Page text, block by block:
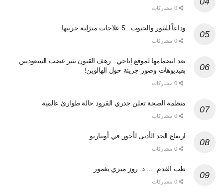
وداعاً للبثور والحبوب.. 5 علاجات منزلية جربيها
بعد انضمامها لموقع إباحي.. رهف القنون تثير غضب السعوديين
بفيديوهات وصور جريئة حول الهالوين!
منظمة الصحة تعلن جدري القرود حالة طوارئ عالمية
ارتفاع الحد الأدنى لأجور في أونتاريو
طب القدم …. د. روز ميري يغمور